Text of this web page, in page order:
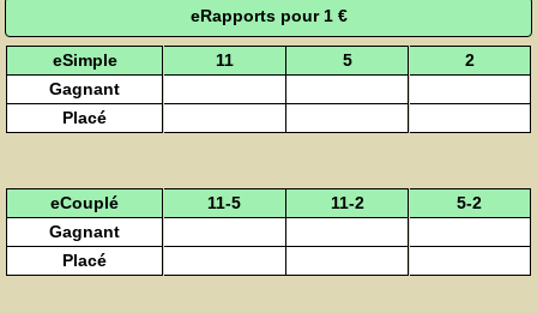
eRapports pour 1 €
eSimple 11 5
2
Gagnant
Placé
eCouplé 11-5 11-2
5-2
Gagnant
Placé